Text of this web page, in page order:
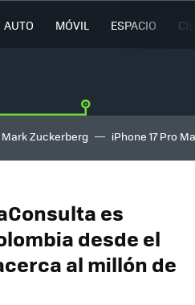
AUTO MÓVIL ESPACIO
Mark Zuckerberg iPhone 17 Pro
es
desde el
al millón de